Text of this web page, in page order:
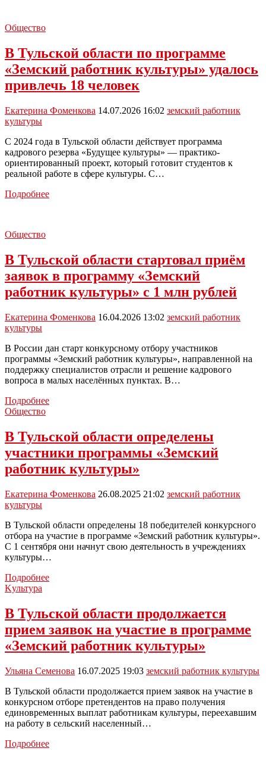
«Земский
работник
культуры»
Общество
В Тульской области по программе
«Земский работник культуры» удалось
привлечь 18 человек
Екатерина Фоменкова 14.07.2026 16:02 земский работник
культуры
С 2024 года в Тульской области действует программа
кадрового резерва «Будущее культуры» — практико-
ориентированный проект, который готовит студентов к
реальной работе в сфере культуры. С…
ПодробнееВ
работник
культуры»
удалось
привлечь
18
Общество
В Тульской области стартовал приём
заявок в программу «Земский
работник культуры» с 1 млн рублей
Екатерина Фоменкова 16.04.2026 13:02 земский работник
культуры
В России дан старт конкурсному отбору участников
программы «Земский работник культуры», направленной на
поддержку специалистов отрасли и решение кадрового
вопроса в малых населённых пунктах. В…
ПодробнееВ
стартовал
приём
заявок
программу
работник
1
млн
рублей
Общество
В Тульской области определены
участники программы «Земский
работник культуры»
Екатерина Фоменкова 26.08.2025 21:02 земский работник
культуры
В Тульской области определены 18 победителей конкурсного
отбора на участие в программе «Земский работник культуры».
С 1 сентября они начнут свою деятельность в учреждениях
культуры…
ПодробнееВ
определены
участники
программы
«Земский
работник
Kультура
В Тульской области продолжается
прием заявок на участие в программе
«Земский работник культуры»
Ульяна Семенова 16.07.2025 19:03 земский работник культуры
В Тульской области продолжается прием заявок на участие в
конкурсном отборе претендентов на право получения
единовременных выплат работникам культуры, переехавшим
на работу в сельский населенный…
ПодробнееВ